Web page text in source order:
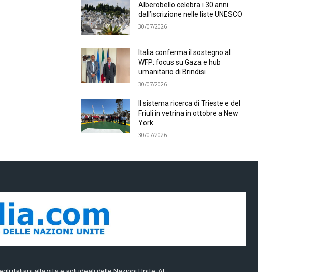
Alberobello celebra i 30 anni
dall’iscrizione nelle liste UNESCO
30/07/2026
Italia conferma il sostegno al
WFP: focus su Gaza e hub
umanitario di Brindisi
30/07/2026
Il sistema ricerca di Trieste e del
Friuli in vetrina in ottobre a New
York
30/07/2026